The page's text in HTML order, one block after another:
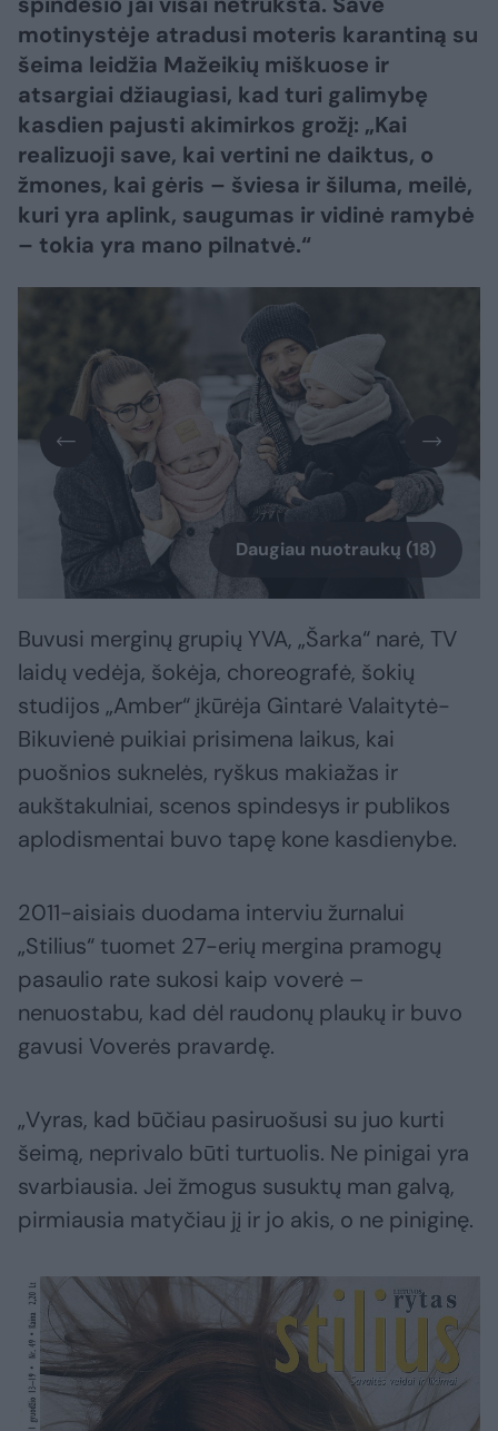
motinystėje atradusi moteris karantiną su
šeima leidžia Mažeikių miškuose ir
atsargiai džiaugiasi, kad turi galimybę
kasdien pajusti akimirkos grožį: „Kai
realizuoji save, kai vertini ne daiktus, o
žmones, kai gėris – šviesa ir šiluma, meilė,
kuri yra aplink, saugumas ir vidinė ramybė
– tokia yra mano pilnatvė.“
Daugiau nuotraukų (18)
Buvusi merginų grupių YVA, „Šarka“ narė, TV
laidų vedėja, šokėja, choreografė, šokių
studijos „Amber“ įkūrėja Gintarė Valaitytė-
Bikuvienė puikiai prisimena laikus, kai
puošnios suknelės, ryškus makiažas ir
aukštakulniai, scenos spindesys ir publikos
aplodismentai buvo tapę kone kasdienybe.
2011-aisiais duodama interviu žurnalui
„Stilius“ tuomet 27-erių mergina pramogų
pasaulio rate sukosi kaip voverė –
nenuostabu, kad dėl raudonų plaukų ir buvo
gavusi Voverės pravardę.
„Vyras, kad būčiau pasiruošusi su juo kurti
šeimą, neprivalo būti turtuolis. Ne pinigai yra
svarbiausia. Jei žmogus susuktų man galvą,
pirmiausia matyčiau jį ir jo akis, o ne piniginę.